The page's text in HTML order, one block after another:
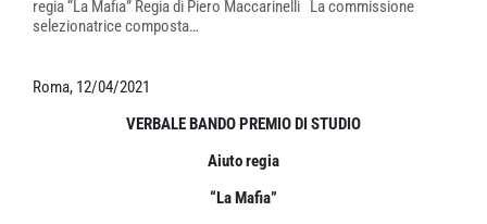
regia “La Mafia” Regia di Piero Maccarinelli La commissione
selezionatrice composta…
Roma, 12/04/2021
VERBALE BANDO PREMIO DI STUDIO
Aiuto regia
“La Mafia”